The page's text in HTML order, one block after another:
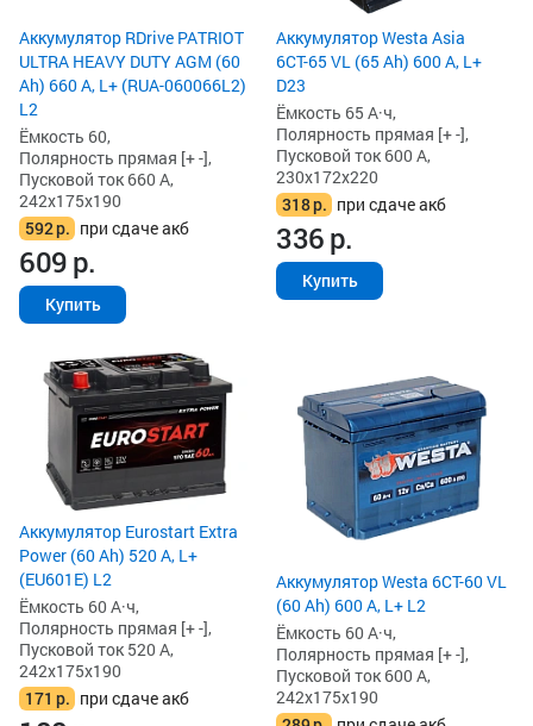
Аккумулятор RDrive PATRIOT
ULTRA HEAVY DUTY AGM (60
Ah) 660 А, L+ (RUA-060066L2)
L2
Ёмкость 60,
Полярность прямая [+ -],
Пусковой ток 660 А,
242x175x190
592р. при сдаче акб
609р.
Купить
Аккумулятор Westa Asia
6СТ-65 VL (65 Ah) 600 А, L+
D23
Ёмкость 65 А·ч,
Полярность прямая [+ -],
Пусковой ток 600 А,
230x172x220
318р. при сдаче акб
336р.
Купить
Аккумулятор Eurostart Extra
Power (60 Ah) 520 А, L+
(EU601E) L2
Ёмкость 60 А·ч,
Полярность прямая [+ -],
Пусковой ток 520 А,
242x175x190
171 р. при сдаче акб
Аккумулятор Westa 6СТ-60 VL
(60 Ah) 600 А, L+ L2
Ёмкость 60 А·ч,
Полярность прямая [+ -],
Пусковой ток 600 А,
242x175x190